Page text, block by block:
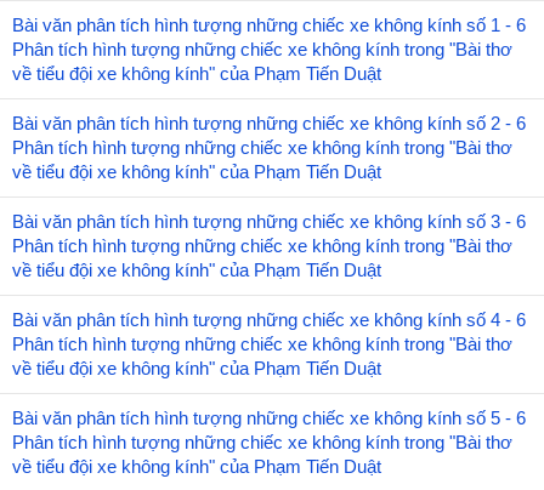
Bài văn phân tích hình tượng những chiếc xe không kính số 1 - 6
Phân tích hình tượng những chiếc xe không kính trong "Bài thơ
về tiểu đội xe không kính" của Phạm Tiến Duật
Bài văn phân tích hình tượng những chiếc xe không kính số 2 - 6
Phân tích hình tượng những chiếc xe không kính trong "Bài thơ
về tiểu đội xe không kính" của Phạm Tiến Duật
Bài văn phân tích hình tượng những chiếc xe không kính số 3 - 6
Phân tích hình tượng những chiếc xe không kính trong "Bài thơ
về tiểu đội xe không kính" của Phạm Tiến Duật
Bài văn phân tích hình tượng những chiếc xe không kính số 4 - 6
Phân tích hình tượng những chiếc xe không kính trong "Bài thơ
về tiểu đội xe không kính" của Phạm Tiến Duật
Bài văn phân tích hình tượng những chiếc xe không kính số 5 - 6
Phân tích hình tượng những chiếc xe không kính trong "Bài thơ
về tiểu đội xe không kính" của Phạm Tiến Duật